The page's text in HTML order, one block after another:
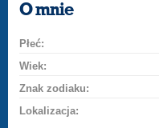
O mnie
Płeć:
Wiek:
Znak zodiaku:
Lokalizacja: